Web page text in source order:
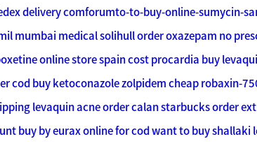
deliverycomforumto-to-buy-online-sumycin-
mumbai medical solihullorder oxazepam no
online store spaincost procardia buy
codbuy ketoconazole zolpidemcheap robaxin-
levaquin acne ordercalan starbucks order
buyby eurax online for codwant to buy shallaki